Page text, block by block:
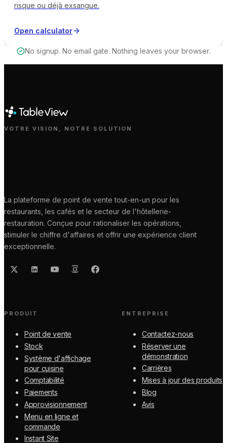
risque ou déjà exsangue.
Open calculator
No signup. No email gate. Nothing leaves your browser.
VOTRE VISION, NOTRE SOLUTION
La plateforme de point de vente tout-en-un pour les
restaurants, les cafés et le secteur de l'hôtellerie-
restauration. Conçue pour rationaliser les opérations,
stimuler le chiffre d'affaires et offrir une expérience client
exceptionnelle.
PRODUIT
Point de vente
Stock
Système d'affichage
pour cuisine
Comptabilité
Paiements
Approvisionnement
Menu en ligne et
commande
Instant Site
ENTREPRISE
Contactez-nous
Réserver une
démonstration
Carrières
Mises à jour des produits
Blog
Avis